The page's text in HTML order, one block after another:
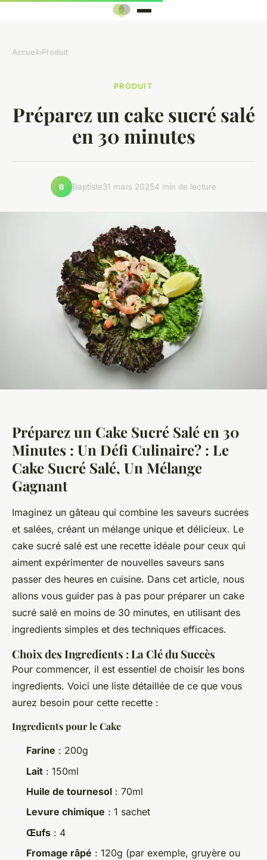
Accueil›Produit
PRODUIT
Préparez un cake sucré salé
en 30 minutes
B Baptiste31 mars 20254 min de lecture
Préparez un Cake Sucré Salé en 30
Minutes : Un Défi Culinaire? : Le
Cake Sucré Salé, Un Mélange
Gagnant
Imaginez un gâteau qui combine les saveurs sucrées
et salées, créant un mélange unique et délicieux. Le
cake sucré salé est une recette idéale pour ceux qui
aiment expérimenter de nouvelles saveurs sans
passer des heures en cuisine. Dans cet article, nous
allons vous guider pas à pas pour préparer un cake
sucré salé en moins de 30 minutes, en utilisant des
ingredients simples et des techniques efficaces.
Choix des Ingredients : La Clé du Succès
Pour commencer, il est essentiel de choisir les bons
ingredients. Voici une liste détaillée de ce que vous
aurez besoin pour cette recette :
Ingredients pour le Cake
Farine : 200g
Lait : 150ml
Huile de tournesol : 70ml
Levure chimique : 1 sachet
Œufs : 4
Fromage râpé : 120g (par exemple, gruyère ou